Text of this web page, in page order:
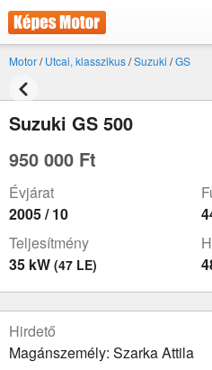
Motor/Utcai, klasszikus/Suzuki /GS
Suzuki GS 500
950 000 Ft
Évjárat
2005 / 10
Teljesítmény
35 kW (47 LE)
Hirdető
Magánszemély: Szarka Attila